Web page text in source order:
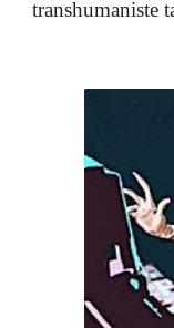
transhumaniste